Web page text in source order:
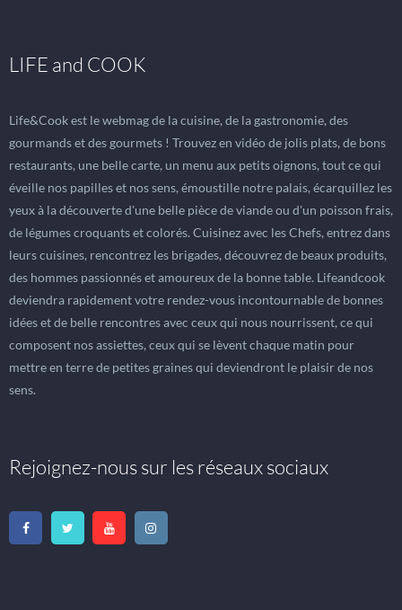
LIFE and COOK
Life&Cook est le webmag de la cuisine, de la gastronomie, des
gourmands et des gourmets ! Trouvez en vidéo de jolis plats, de bons
restaurants, une belle carte, un menu aux petits oignons, tout ce qui
éveille nos papilles et nos sens, émoustille notre palais, écarquillez les
yeux à la découverte d'une belle pièce de viande ou d'un poisson frais,
de légumes croquants et colorés. Cuisinez avec les Chefs, entrez dans
leurs cuisines, rencontrez les brigades, découvrez de beaux produits,
des hommes passionnés et amoureux de la bonne table. Lifeandcook
deviendra rapidement votre rendez-vous incontournable de bonnes
idées et de belle rencontres avec ceux qui nous nourrissent, ce qui
composent nos assiettes, ceux qui se lèvent chaque matin pour
mettre en terre de petites graines qui deviendront le plaisir de nos
sens.
Rejoignez-nous sur les réseaux sociaux